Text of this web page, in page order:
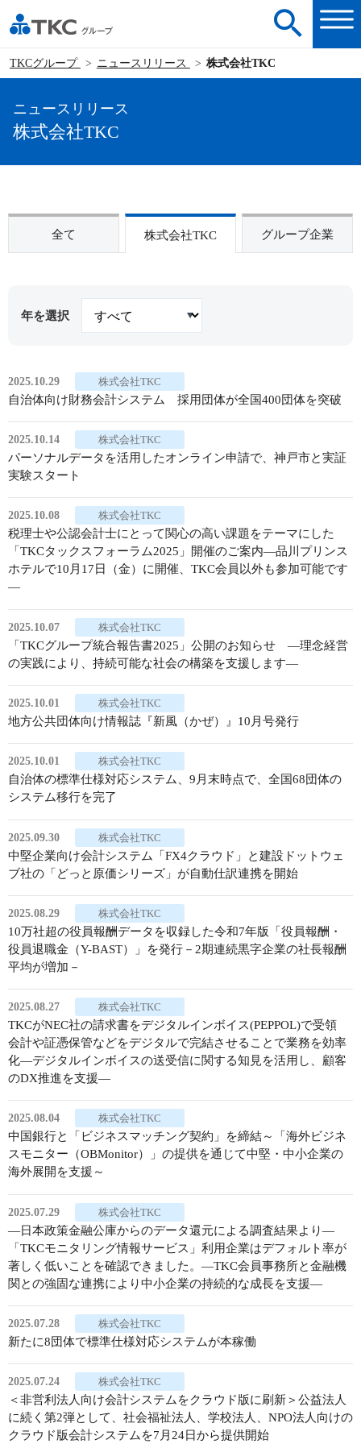
TKCグループ ニュースリリース 株式会社TKC
ニュースリリース
株式会社TKC
全て 株式会社TKC グループ企業
年を選択
2025.10.29 株式会社TKC
自治体向け財務会計システム 採用団体が全国400団体を突破
2025.10.14 株式会社TKC
パーソナルデータを活用したオンライン申請で、神戸市と実証
実験スタート
2025.10.08 株式会社TKC
税理士や公認会計士にとって関心の高い課題をテーマにした
「TKCタックスフォーラム2025」開催のご案内―品川プリンス
ホテルで10月17日（金）に開催、TKC会員以外も参加可能です
―
2025.10.07 株式会社TKC
「TKCグループ統合報告書2025」公開のお知らせ ―理念経営
の実践により、持続可能な社会の構築を支援します―
2025.10.01 株式会社TKC
地方公共団体向け情報誌『新風（かぜ）』10月号発行
2025.10.01 株式会社TKC
自治体の標準仕様対応システム、9月末時点で、全国68団体の
システム移行を完了
2025.09.30 株式会社TKC
中堅企業向け会計システム「FX4クラウド」と建設ドットウェ
ブ社の「どっと原価シリーズ」が自動仕訳連携を開始
2025.08.29 株式会社TKC
10万社超の役員報酬データを収録した令和7年版「役員報酬・
役員退職金（Y-BAST）」を発行－2期連続黒字企業の社長報酬
平均が増加－
2025.08.27 株式会社TKC
TKCがNEC社の請求書をデジタルインボイス(PEPPOL)で受領
会計や証憑保管などをデジタルで完結させることで業務を効率
化―デジタルインボイスの送受信に関する知見を活用し、顧客
のDX推進を支援―
2025.08.04 株式会社TKC
中国銀行と「ビジネスマッチング契約」を締結～「海外ビジネ
スモニター（OBMonitor）」の提供を通じて中堅・中小企業の
海外展開を支援～
2025.07.29 株式会社TKC
―日本政策金融公庫からのデータ還元による調査結果より―
「TKCモニタリング情報サービス」利用企業はデフォルト率が
著しく低いことを確認できました。―TKC会員事務所と金融機
関との強固な連携により中小企業の持続的な成長を支援―
2025.07.28 株式会社TKC
新たに8団体で標準仕様対応システムが本稼働
2025.07.24 株式会社TKC
＜非営利法人向け会計システムをクラウド版に刷新＞公益法人
に続く第2弾として、社会福祉法人、学校法人、NPO法人向けの
クラウド版会計システムを7月24日から提供開始